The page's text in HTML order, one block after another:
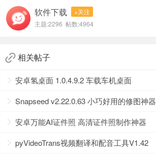
去除关注列表的推荐
去除全屏流视频广告
发现页管理
根据类别移除热搜
我的页面管理
更多功能自行体验……
软件运行系统：Android/HarmonyOS
软件下载
+关注
主题:2296 帖数:4964
相关帖子
安卓氢桌面 1.0.4.9.2 车载车机桌面
Snapseed v2.22.0.63 小巧好用的修图神器
安卓万能AI证件照 高清证件照制作神器
pyVideoTrans视频翻译和配音工具V1.42